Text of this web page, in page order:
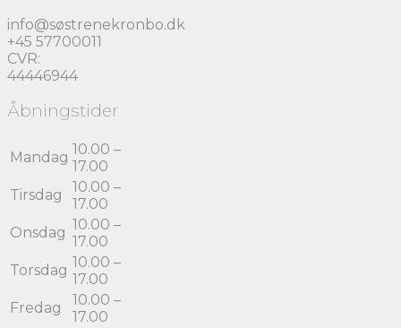
info@søstrenekronbo.dk
+45 57700011
CVR:
44446944
Åbningstider
Mandag 10.00 –
17.00
Tirsdag
10.00 –
17.00
Onsdag 10.00 –
17.00
Torsdag 10.00 –
17.00
Fredag
10.00 –
17.00